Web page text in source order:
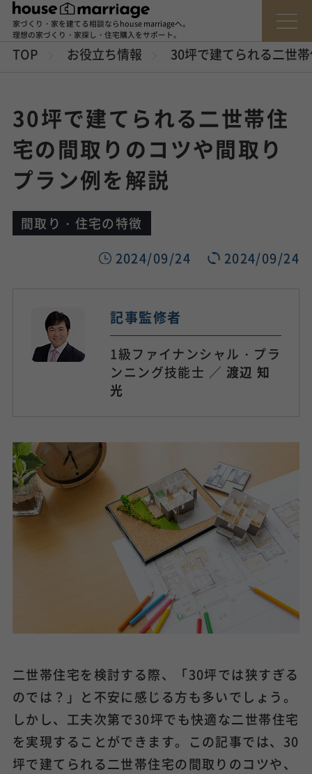
家づくり・家を建てる相談ならhouse marriageへ。
理想の家づくり・家探し・住宅購入をサポート。
TOP お役立ち情報 30坪で建てられる二世
30坪で建てられる二世帯住
宅の間取りのコツや間取り
プラン例を解説
間取り・住宅の特徴
2024/09/24
2024/09/24
記事監修者
1級ファイナンシャル・プラ
ンニング技能士 ／ 渡辺 知
光
二世帯住宅を検討する際、「30坪では狭すぎる
のでは？」と不安に感じる方も多いでしょう。
しかし、工夫次第で30坪でも快適な二世帯住宅
を実現することができます。この記事では、30
坪で建てられる二世帯住宅の間取りのコツや、